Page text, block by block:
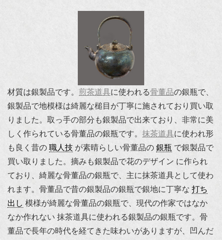
材質は銀製品です。 煎茶道具に使われる骨董品の銀瓶で、
銀製品で地模様は綺麗な槌目が丁寧に施されており買い取
りました。取っ手の部分も銀製品で出来ており、非常に美
しく作られている骨董品の銀瓶です。 抹茶道具に使われ形
も良く昔の 職人技 が素晴らしい骨董品の 銀瓶 で銀製品で
買い取りました。摘みも銀製品で花のデザイン に作られ
ており、綺麗な骨董品の銀瓶で、主に抹茶道具として使わ
れます。骨董品で昔の銀製品の銀瓶で銀地に丁寧な 打ち
出し 模様が綺麗な骨董品の銀瓶で、現代の作家ではなか
なか作れない 抹茶道具に使われる銀製品の銀瓶です。骨
董品で長年の時代を経てきた味わいがありますが、凹んだ